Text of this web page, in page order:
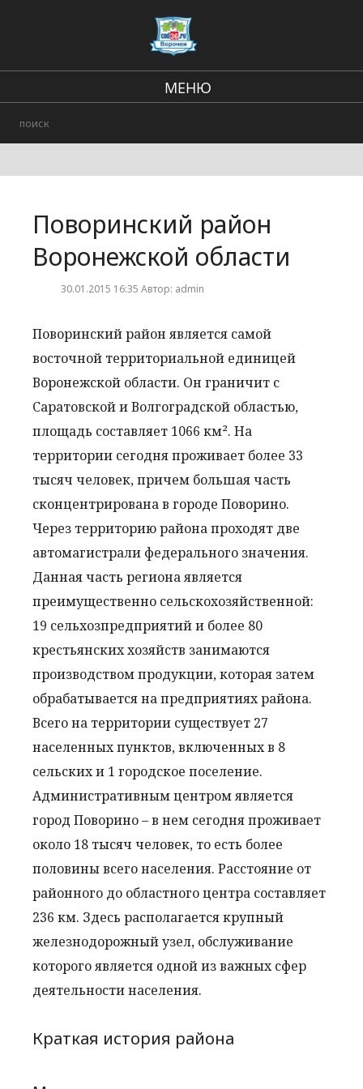
МЕНЮ
Происшествия
Поворинский район
Воронежской области
30.01.2015 16:35 Автор: admin
Поворинский район является самой
восточной территориальной единицей
Воронежской области. Он граничит с
Саратовской и Волгоградской областью,
площадь составляет 1066 км². На
территории сегодня проживает более 33
тысяч человек, причем большая часть
сконцентрирована в городе Поворино.
Через территорию района проходят две
автомагистрали федерального значения.
Данная часть региона является
преимущественно сельскохозяйственной:
19 сельхозпредприятий и более 80
крестьянских хозяйств занимаются
производством продукции, которая затем
обрабатывается на предприятиях района.
Всего на территории существует 27
населенных пунктов, включенных в 8
сельских и 1 городское поселение.
Административным центром является
город Поворино – в нем сегодня проживает
около 18 тысяч человек, то есть более
половины всего населения. Расстояние от
районного до областного центра составляет
236 км. Здесь располагается крупный
железнодорожный узел, обслуживание
которого является одной из важных сфер
деятельности населения.
Краткая история района